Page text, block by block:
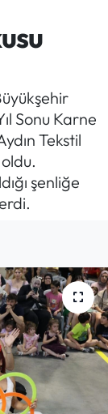
Sonu Karne
Tekstil
şenliğe